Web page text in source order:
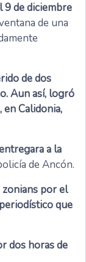
9 de diciembre
de una
de dos
Aun así, logró
en Calidonia,
a la
de Ancón.
por el
que
dos horas de